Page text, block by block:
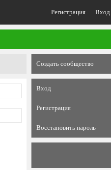
Регистрация Вход
Создать сообщество
Вход
Регистрация
Восстановить пароль